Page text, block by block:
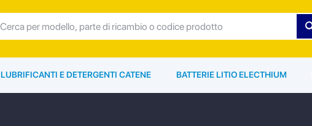
LUBRIFICANTI E DETERGENTI CATENE BATTERIE LITIO ELECTHIUM